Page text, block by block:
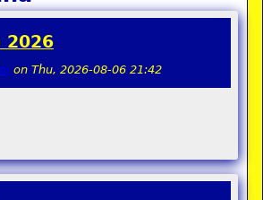
2026
on Thu, 2026-08-06 21:42